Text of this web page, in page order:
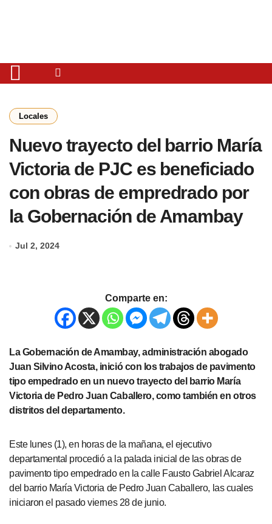
Locales
Nuevo trayecto del barrio María
Victoria de PJC es beneficiado
con obras de empredrado por
la Gobernación de Amambay
Jul 2, 2024
Comparte en:
La Gobernación de Amambay, administración abogado
Juan Silvino Acosta, inició con los trabajos de pavimento
tipo empedrado en un nuevo trayecto del barrio María
Victoria de Pedro Juan Caballero, como también en otros
distritos del departamento.
Este lunes (1), en horas de la mañana, el ejecutivo
departamental procedió a la palada inicial de las obras de
pavimento tipo empedrado en la calle Fausto Gabriel Alcaraz
del barrio María Victoria de Pedro Juan Caballero, las cuales
iniciaron el pasado viernes 28 de junio.